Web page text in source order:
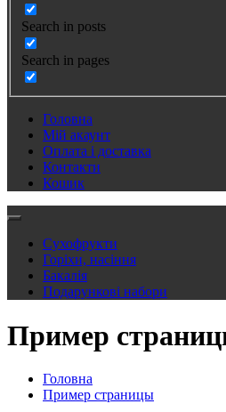
Search in posts
Search in pages
Головна
Мій акаунт
Оплата і доставка
Контакти
Кошик
Сухофрукти
Горіхи, насіння
Бакалія
Подарункові набори
Пример
Головна
Пример страницы